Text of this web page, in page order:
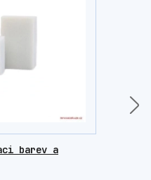
barev a